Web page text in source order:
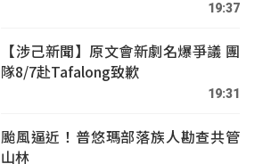
19:37
【涉己新聞】原文會新劇名爆爭議 團
隊8/7赴Tafalong致歉
19:31
颱風逼近！普悠瑪部落族人勘查共管
山林